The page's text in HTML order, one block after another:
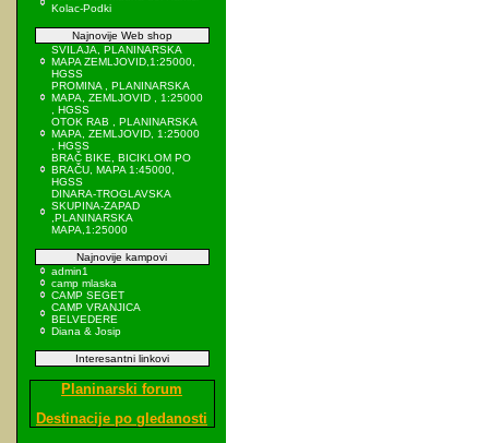
Kolac-Podki
Najnovije Web shop
SVILAJA, PLANINARSKA
MAPA ZEMLJOVID,1:25000,
HGSS
PROMINA , PLANINARSKA
MAPA, ZEMLJOVID , 1:25000
, HGSS
OTOK RAB , PLANINARSKA
MAPA, ZEMLJOVID, 1:25000
, HGSS
BRAČ BIKE, BICIKLOM PO
BRAČU, MAPA 1:45000,
HGSS
DINARA-TROGLAVSKA
SKUPINA-ZAPAD
,PLANINARSKA
MAPA,1:25000
Najnovije kampovi
admin1
camp mlaska
CAMP SEGET
CAMP VRANJICA
BELVEDERE
Diana & Josip
Interesantni linkovi
Planinarski forum
Destinacije po gledanosti